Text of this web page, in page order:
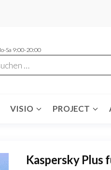
Sa 9:00-20:00
VISIO PROJECT
Kaspersky Plus